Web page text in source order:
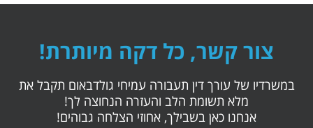
צור קשר, כל דקה מיותרת!
במשרדיו של עורך דין תעבורה עמיחי גולדבאום תקבל את
מלא תשומת הלב והעזרה הנחוצה לך!
אנחנו כאן בשבילך, אחוזי הצלחה גבוהים!